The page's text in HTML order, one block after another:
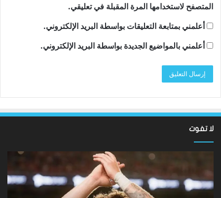
المتصفح لاستخدامها المرة المقبلة في تعليقي.
أعلمني بمتابعة التعليقات بواسطة البريد الإلكتروني.
أعلمني بالمواضيع الجديدة بواسطة البريد الإلكتروني.
لا تفوت
نتائج
2026:
فاز